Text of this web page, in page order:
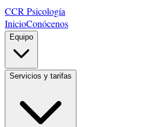
CCR Psicología
InicioConócenos
Equipo
Servicios y tarifas